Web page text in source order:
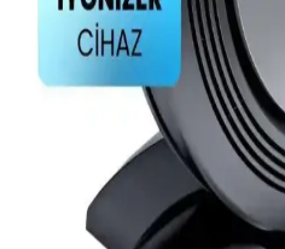
Hava temizleme ve nemlendirme
kalitesini artırır, sağlığı korur ve
kullanım ve bakım ile sağlıklı
Fakir Elektronik
Önemi ve Kullanım
Fakir markasının HEPA 13
temizliği sağlar, alerjenleri yakalar
özellikle ev ve ofis ortamlarında